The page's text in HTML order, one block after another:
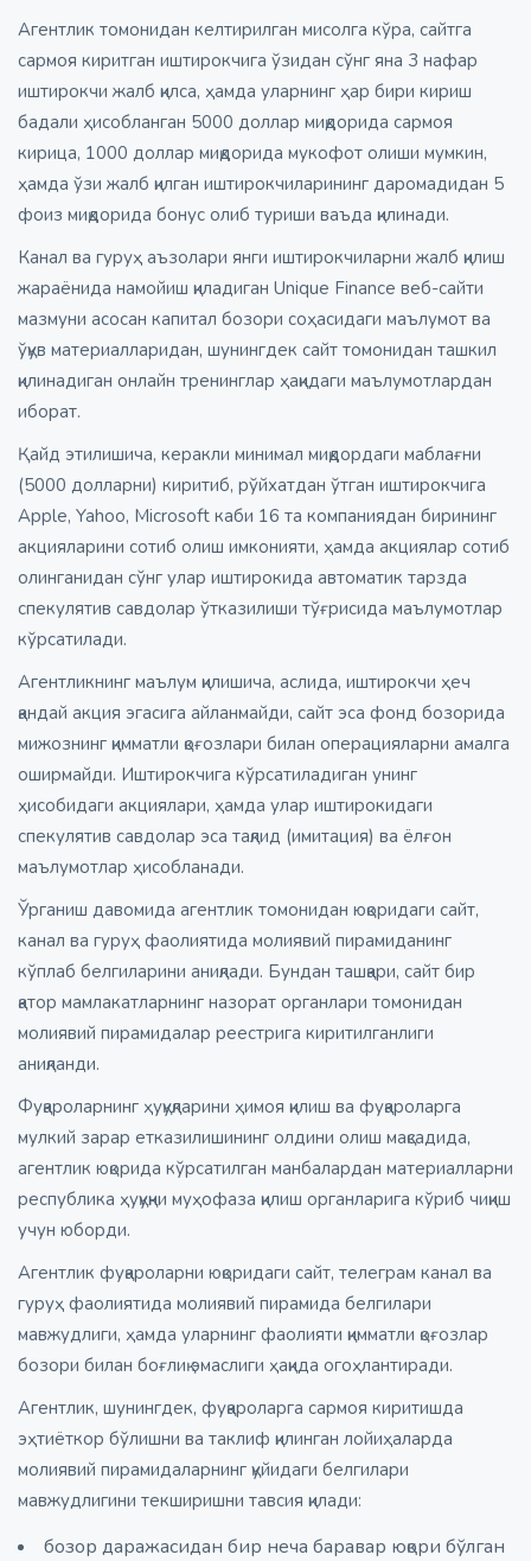
Агентлик томонидан келтирилган мисолга кўра, сайтга
сармоя киритган иштирокчига ўзидан сўнг яна 3 нафар
иштирокчи жалб қилса, ҳамда уларнинг ҳар бири кириш
бадали ҳисобланган 5000 доллар миқдорида сармоя
кирица, 1000 доллар миқдорида мукофот олиши мумкин,
ҳамда ўзи жалб қилган иштирокчиларининг даромадидан 5
фоиз миқдорида бонус олиб туриши ваъда қилинади.
Канал ва гуруҳ аъзолари янги иштирокчиларни жалб қилиш
жараёнида намойиш қиладиган Unique Finance веб-сайти
мазмуни асосан капитал бозори соҳасидаги маълумот ва
ўқув материалларидан, шунингдек сайт томонидан ташкил
қилинадиган онлайн тренинглар ҳақидаги маълумотлардан
иборат.
Қайд этилишича, керакли минимал миқдордаги маблағни
(5000 долларни) киритиб, рўйхатдан ўтган иштирокчига
Apple, Yahoo, Microsoft каби 16 та компаниядан бирининг
акцияларини сотиб олиш имконияти, ҳамда акциялар сотиб
олинганидан сўнг улар иштирокида автоматик тарзда
спекулятив савдолар ўтказилиши тўғрисида маълумотлар
кўрсатилади.
Агентликнинг маълум қилишича, аслида, иштирокчи ҳеч
қандай акция эгасига айланмайди, сайт эса фонд бозорида
мижознинг қимматли қоғозлари билан операцияларни амалга
оширмайди. Иштирокчига кўрсатиладиган унинг
ҳисобидаги акциялари, ҳамда улар иштирокидаги
спекулятив савдолар эса тақлид (имитация) ва ёлғон
маълумотлар ҳисобланади.
Ўрганиш давомида агентлик томонидан юқоридаги сайт,
канал ва гуруҳ фаолиятида молиявий пирамиданинг
кўплаб белгиларини аниқлади. Бундан ташқари, сайт бир
қатор мамлакатларнинг назорат органлари томонидан
молиявий пирамидалар реестрига киритилганлиги
аниқланди.
Фуқароларнинг ҳуқуқларини ҳимоя қилиш ва фуқароларга
мулкий зарар етказилишининг олдини олиш мақсадида,
агентлик юқорида кўрсатилган манбалардан материалларни
республика ҳуқуқни муҳофаза қилиш органларига кўриб чиқиш
учун юборди.
Агентлик фуқароларни юқоридаги сайт, телеграм канал ва
гуруҳ фаолиятида молиявий пирамида белгилари
мавжудлиги, ҳамда уларнинг фаолияти қимматли қоғозлар
бозори билан боғлиқ эмаслиги ҳақида огоҳлантиради.
Агентлик, шунингдек, фуқароларга сармоя киритишда
эҳтиёткор бўлишни ва таклиф қилинган лойиҳаларда
молиявий пирамидаларнинг қуйидаги белгилари
мавжудлигини текширишни тавсия қилади:
бозор даражасидан бир неча баравар юқори бўлган